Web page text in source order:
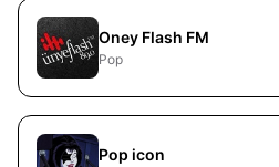
Oney Flash FM
Pop
Pop icon